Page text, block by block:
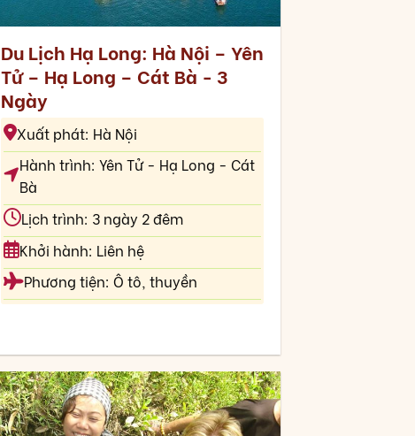
Du Lịch Hạ Long: Hà Nội – Yên
Tử – Hạ Long – Cát Bà - 3
Ngày
Xuất phát: Hà Nội
Hành trình: Yên Tử - Hạ Long - Cát
Bà
Lịch trình: 3 ngày 2 đêm
Khởi hành: Liên hệ
Phương tiện: Ô tô, thuyền